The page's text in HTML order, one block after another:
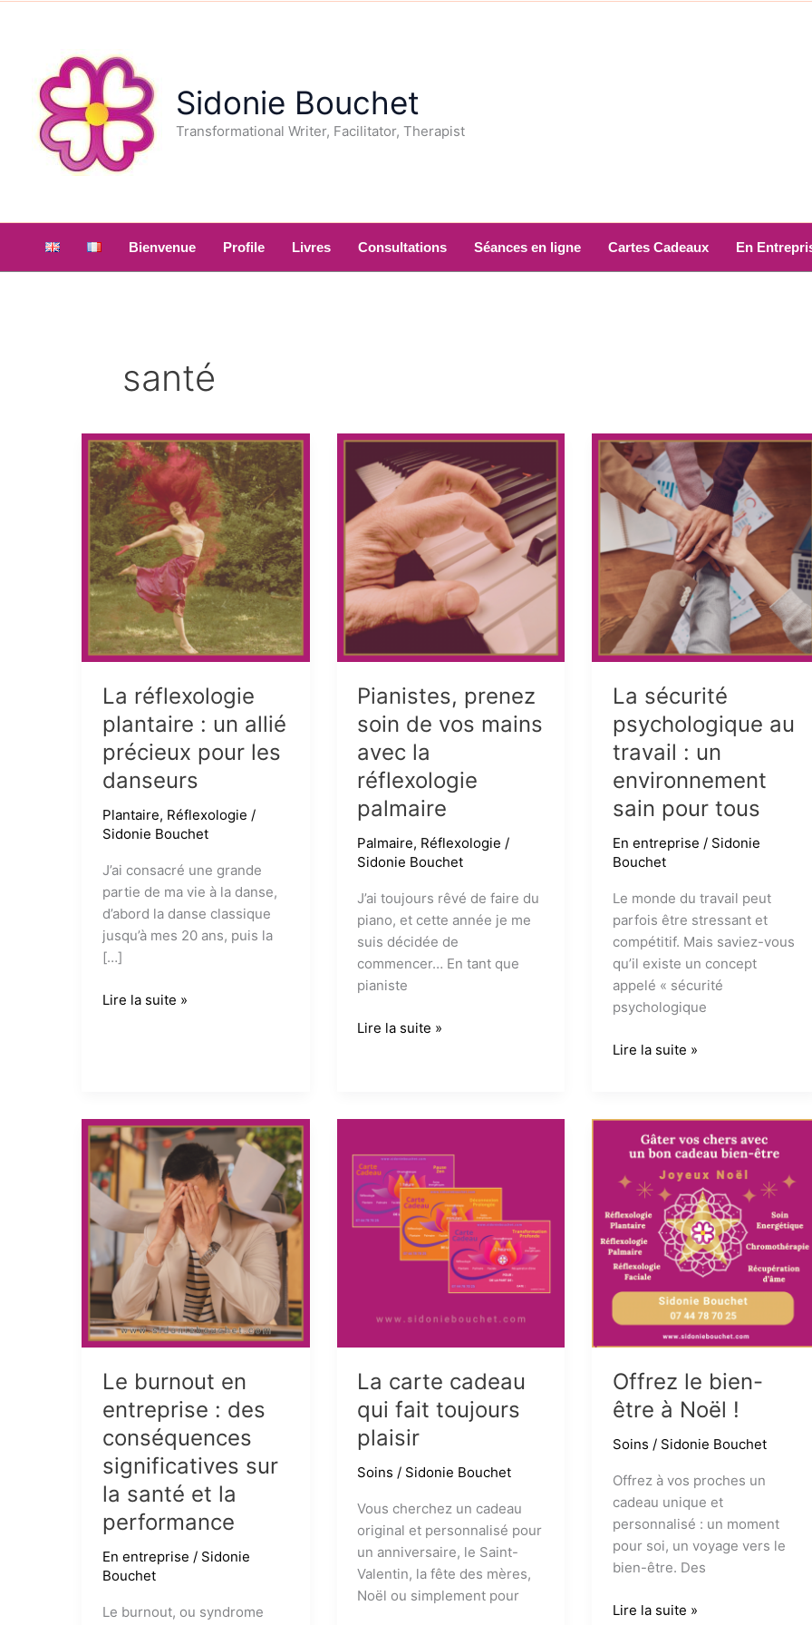
Sidonie Bouchet
Transformational Writer, Facilitator, Therapist
Bienvenue Profile Livres Consultations Séances en ligne Cartes Cadeaux En
santé
La réflexologie
plantaire : un allié
précieux pour les
danseurs
Plantaire, Réflexologie /
Sidonie Bouchet
J’ai consacré une grande
partie de ma vie à la danse,
d’abord la danse classique
jusqu’à mes 20 ans, puis la
[…]
La
pour
les
danseurs
Lire la suite »
Pianistes, prenez
soin de vos mains
avec la
réflexologie
palmaire
Palmaire, Réflexologie /
Sidonie Bouchet
J’ai toujours rêvé de faire du
piano, et cette année je me
suis décidée de
commencer… En tant que
pianiste
Pianistes,
avec
la
réflexologie
palmaire
Lire la suite »
La sécurité
psychologique au
travail : un
environnement
sain pour tous
En entreprise / Sidonie
Bouchet
Le monde du travail peut
parfois être stressant et
compétitif. Mais saviez-vous
qu’il existe un concept
appelé « sécurité
psychologique
La
travail
un
environnement
sain
pour
tous
Lire la suite »
Le burnout en
entreprise : des
conséquences
significatives sur
la santé et la
performance
En entreprise / Sidonie
Bouchet
Le burnout, ou syndrome
La carte cadeau
qui fait toujours
plaisir
Soins / Sidonie Bouchet
Vous cherchez un cadeau
original et personnalisé pour
un anniversaire, le Saint-
Valentin, la fête des mères,
Noël ou simplement pour
Offrez le bien-
être à Noël !
Soins / Sidonie Bouchet
Offrez à vos proches un
cadeau unique et
personnalisé : un moment
pour soi, un voyage vers le
bien-être. Des
Offrez
Lire la suite »